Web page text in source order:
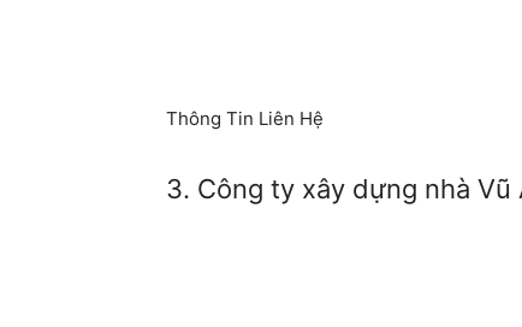
Thông Tin Liên Hệ
3. Công ty xây dựng nhà Vũ